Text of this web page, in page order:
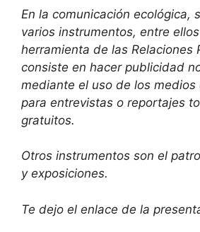
En la comunicación ecológica,
varios instrumentos, entre
herramienta de las Relaciones
consiste en hacer publicidad
mediante el uso de los medios
para entrevistas o reportajes
gratuitos.
Otros instrumentos son el
y exposiciones.
Te dejo el enlace de la